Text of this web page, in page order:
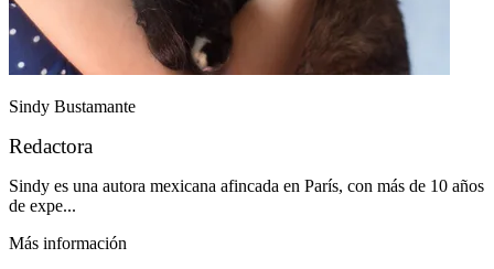
Sindy Bustamante
Redactora
Sindy es una autora mexicana afincada en París, con más de 10 años
de expe...
Más información